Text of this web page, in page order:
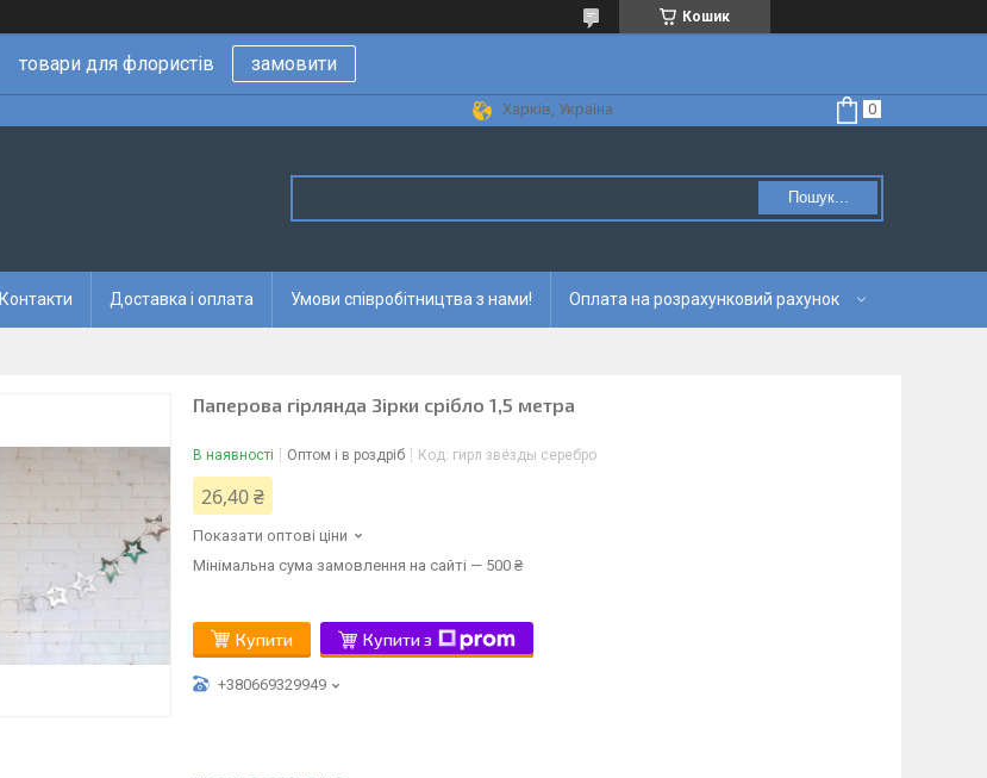
Кошик
товари для флористів замовити
Харків, Україна
Пошук...
Контакти Доставка і оплата Умови співробітництва з нами! Оплата на розрахунковий рахунок
Паперова гірлянда Зірки срібло 1,5 метра
В наявності Оптом і в роздріб Код: гирл звёзды серебро
26,40 ₴
Показати оптові ціни
Мінімальна сума замовлення на сайті — 500 ₴
Купити Купити з
+380669329949